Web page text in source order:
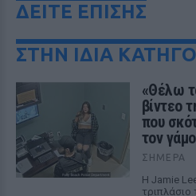
ΔΕΙΤΕ ΕΠΙΣΗΣ
ΣΤΗΝ ΙΔΙΑ
«Θέλω
βίντεο
που
τον
ΣΉΜΕΡΑ
Η Jamie
τριπλάσιο